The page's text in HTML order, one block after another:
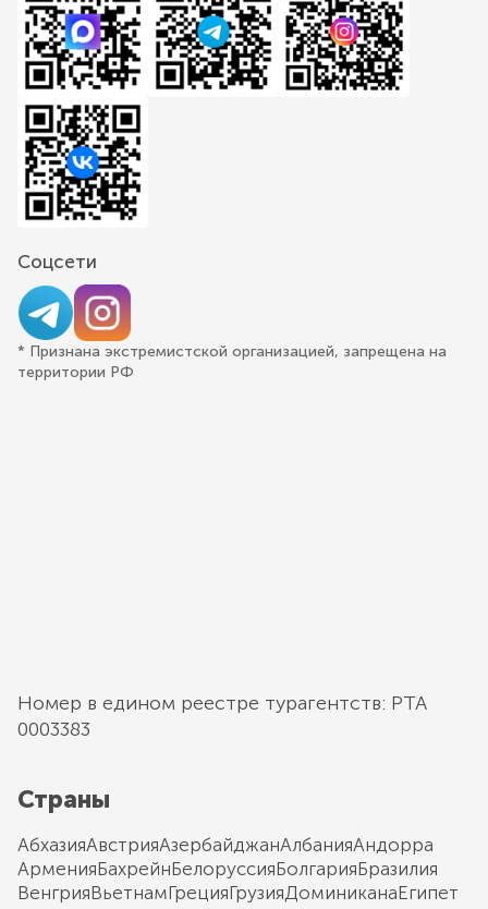
Соцсети
* Признана экстремистской организацией, запрещена на
территории РФ
Номер в едином реестре турагентств: РТА
0003383
Страны
АбхазияАвстрияАзербайджанАлбанияАндорра
АрменияБахрейнБелоруссияБолгарияБразилия
ВенгрияВьетнамГрецияГрузияДоминиканаЕгипет